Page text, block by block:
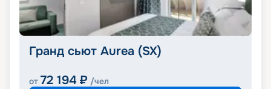
Гранд сьют Aurea (SX)
от 72 194 ₽ /чел